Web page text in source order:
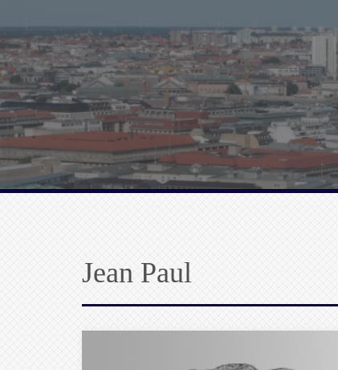
Jean Paul